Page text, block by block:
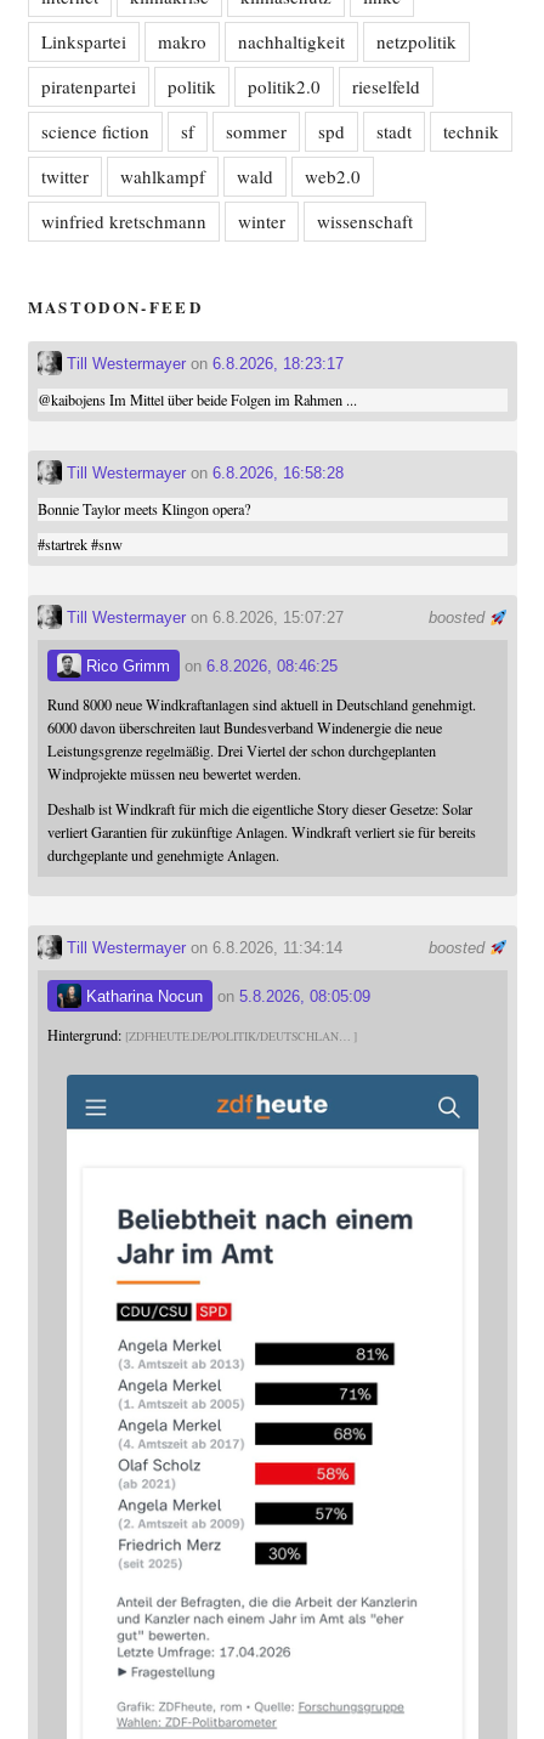
Linkspartei
makro nachhaltigkeit
netzpolitik
piratenpartei
politik politik2.0
rieselfeld
science fiction
sf sommer spd stadt
technik
twitter
wahlkampf wald
web2.0
winfried kretschmann
winter wissenschaft
MASTODON-FEED
Till Westermayeron 6.8.2026, 18:23:17
@kaibojensIm Mittel über beide Folgen im Rahmen ...
Till Westermayeron 6.8.2026, 16:58:28
Bonnie Taylor meets Klingon opera?
#startrek #snw
boosted
Till Westermayeron 6.8.2026, 15:07:27
Rico Grimm on 6.8.2026, 08:46:25
Rund 8000 neue Windkraftanlagen sind aktuell in Deutschland genehmigt.
6000 davon überschreiten laut Bundesverband Windenergie die neue
Leistungsgrenze regelmäßig. Drei Viertel der schon durchgeplanten
Windprojekte müssen neu bewertet werden.
Deshalb ist Windkraft für mich die eigentliche Story dieser Gesetze: Solar
verliert Garantien für zukünftige Anlagen. Windkraft verliert sie für bereits
durchgeplante und genehmigte Anlagen.
boosted
Till Westermayeron 6.8.2026, 11:34:14
Katharina Nocun on 5.8.2026, 08:05:09
Hintergrund: ZDFHEUTE.DE/POLITIK/DEUTSCHLAN